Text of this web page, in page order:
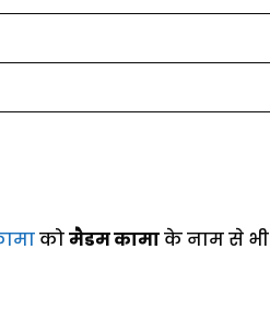
कोमैडम कामाके नाम से भी